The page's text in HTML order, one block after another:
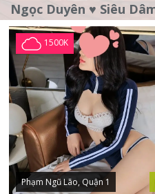
1500K
Phạm Ngũ Lão, Quận 1